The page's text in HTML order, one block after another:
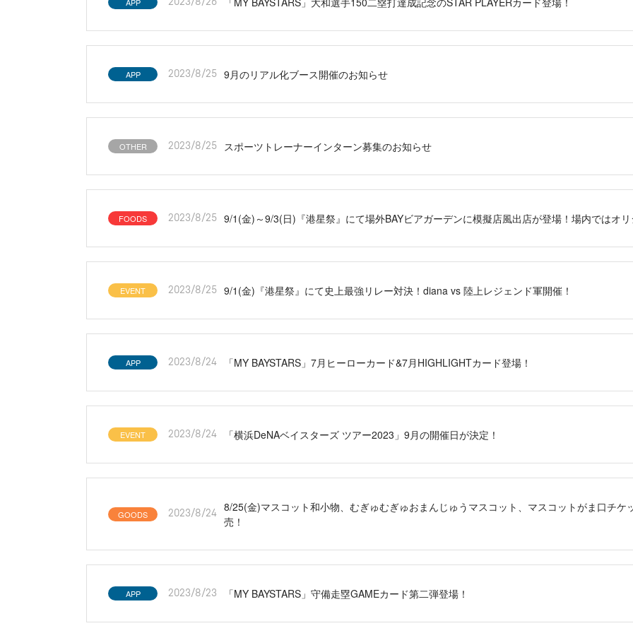
APP 2023/8/25 9月のリアル化ブース開催のお知らせ
OTHER 2023/8/25 スポーツトレーナーインターン募集のお知らせ
FOODS 2023/8/25 9/1(金)～9/3(日)『港星祭』にて場外BAYビアガーデンに模擬店風出店が登場！場内ではオリ
EVENT 2023/8/25 9/1(金)『港星祭』にて史上最強リレー対決！diana vs 陸上レジェンド軍開催！
APP 2023/8/24 「MY BAYSTARS」7月ヒーローカード&7月HIGHLIGHTカード登場！
EVENT 2023/8/24 「横浜DeNAベイスターズ ツアー2023」9月の開催日が決定！
GOODS 2023/8/24
8/25(金)マスコット和小物、むぎゅむぎゅおまんじゅうマスコット、マスコットがま口チケ
売！
APP 2023/8/23 「MY BAYSTARS」守備走塁GAMEカード第二弾登場！